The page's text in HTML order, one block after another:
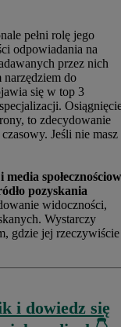
pełni rolę jego
odpowiadania na
przez nich
do
się w top 3
to zdecydowanie
Jeśli nie masz
pozyskania
widoczności,
Wystarczy
gdzie jej rzeczywiście
i dowiedz się